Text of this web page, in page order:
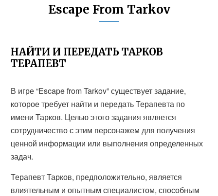
Escape From Tarkov
НАЙТИ И ПЕРЕДАТЬ ТАРКОВ
ТЕРАПЕВТ
В игре “Escape from Tarkov” существует задание,
которое требует найти и передать Терапевта по
имени Тарков. Целью этого задания является
сотрудничество с этим персонажем для получения
ценной информации или выполнения определенных
задач.
Терапевт Тарков, предположительно, является
влиятельным и опытным специалистом, способным